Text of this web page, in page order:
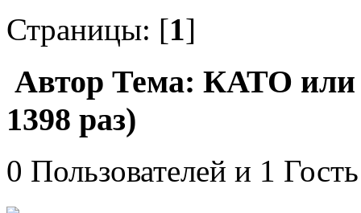
Страницы: [1]
Автор Тема: КАТО или
1398 раз)
0 Пользователей и 1